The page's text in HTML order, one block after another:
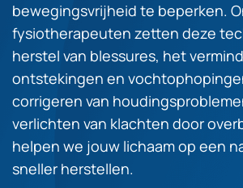
bewegingsvrijheid te beperken.
fysiotherapeuten zetten deze
herstel van blessures, het
ontstekingen en
corrigeren van
verlichten van klachten door
helpen we jouw lichaam op een
sneller herstellen.